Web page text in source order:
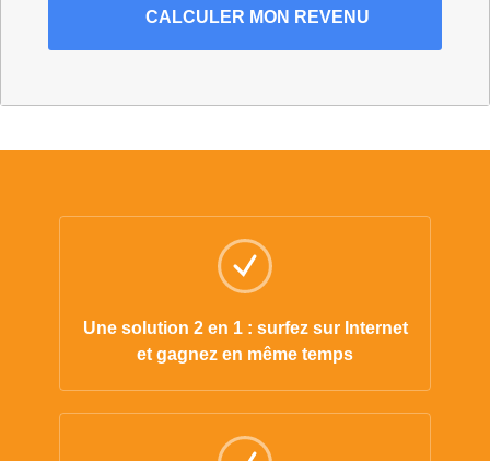
CALCULER MON REVENU
Une solution 2 en 1 : surfez sur Internet
et gagnez en même temps